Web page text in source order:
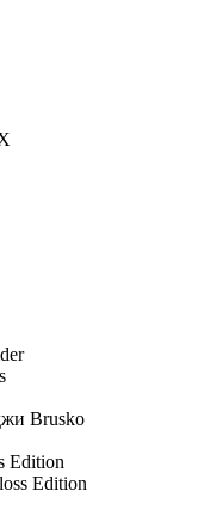
Brusko
Edition
Edition